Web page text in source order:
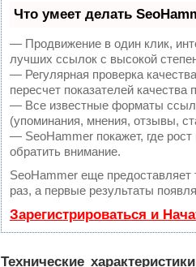
Что умеет делать
— Продвижение в один клик,
лучших ссылок с высокой
— Регулярная проверка
пересчет показателей качества
— Все известные форматы
(упоминания, мнения, отзывы,
— SeoHammer покажет, где
обратить внимание.
SeoHammer еще предоставляет
раз, а первые результаты
Зарегистрироваться и
Технические характеристики